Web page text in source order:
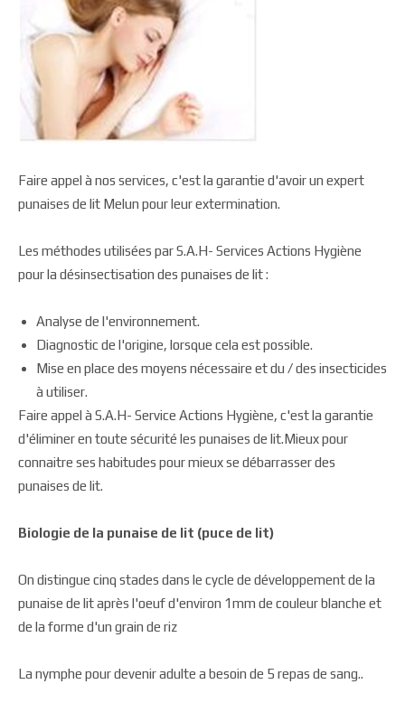
Faire appel à nos services, c'est la garantie d'avoir un expert
punaises de lit Melun pour leur extermination.
Les méthodes utilisées par S.A.H- Services Actions Hygiène
pour la désinsectisation des punaises de lit :
Analyse de l'environnement.
Diagnostic de l'origine, lorsque cela est possible.
Mise en place des moyens nécessaire et du / des insecticides
à utiliser.
Faire appel à S.A.H- Service Actions Hygiène, c'est la garantie
d'éliminer en toute sécurité les punaises de lit.Mieux pour
connaitre ses habitudes pour mieux se débarrasser des
punaises de lit.
Biologie de la punaise de lit (puce de lit)
On distingue cinq stades dans le cycle de développement de la
punaise de lit après l'oeuf d'environ 1mm de couleur blanche et
de la forme d'un grain de riz
La nymphe pour devenir adulte a besoin de 5 repas de sang..